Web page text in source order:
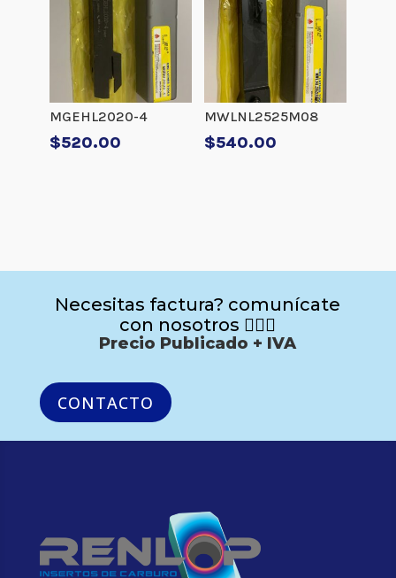
MGEHL2020-4
$520.00
MWLNL2525M08
$540.00
Necesitas factura? comunícate
con nosotros 🙋🏻‍♂️
Precio Publicado + IVA
CONTACTO